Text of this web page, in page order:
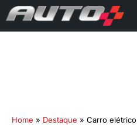
Home » Destaque » Carro